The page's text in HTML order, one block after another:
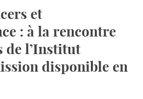
et
: à la rencontre
de l’Institut
disponible en